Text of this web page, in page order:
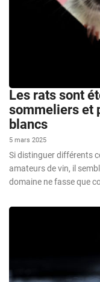
Les rats sont
sommeliers et
blancs
5 mars 2025
Si distinguer différents
amateurs de vin, il
domaine ne fasse que